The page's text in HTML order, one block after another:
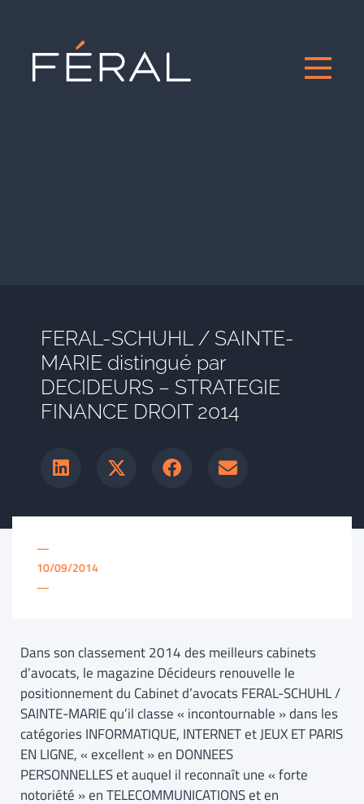
FERAL-SCHUHL / SAINTE-
MARIE distingué par
DECIDEURS – STRATEGIE
FINANCE DROIT 2014
—
10/09/2014
—
Dans son classement 2014 des meilleurs cabinets
d’avocats, le magazine Décideurs renouvelle le
positionnement du Cabinet d’avocats FERAL-SCHUHL /
SAINTE-MARIE qu’il classe « incontournable » dans les
catégories INFORMATIQUE, INTERNET et JEUX ET PARIS
EN LIGNE, « excellent » en DONNEES
PERSONNELLES et auquel il reconnaît une « forte
notoriété » en TELECOMMUNICATIONS et en